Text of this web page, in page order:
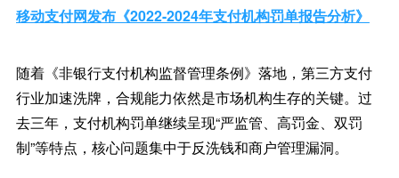
移动支付网发布《2022-2024年支付机构罚单报告分析》
随着《非银行支付机构监督管理条例》落地，第三方支付
行业加速洗牌，合规能力依然是市场机构生存的关键。过
去三年，支付机构罚单继续呈现“严监管、高罚金、双罚
制”等特点，核心问题集中于反洗钱和商户管理漏洞。